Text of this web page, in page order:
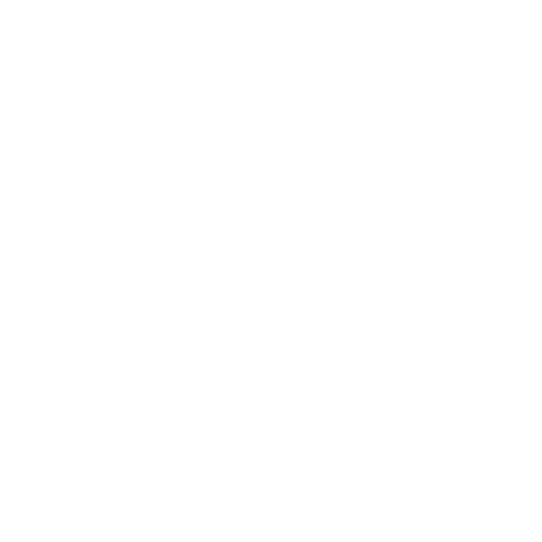
です。
ありません。
です。